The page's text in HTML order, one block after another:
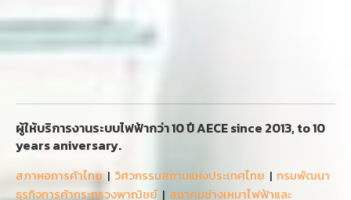
สภาหอการค้าไทย| วิศวกรรมสถานแห่งประเทศไทย
ธุรกิจการค้ากระทรวงพาณิชย์
เครื่องกลไทย|สมาคมยานยนต์ไฟฟ้าไทย
ติดต่อ ฝ่ายงานช่างไฟดอทคอม (ออฟฟิส1) บริษัทเออีซีเอ็นจิเนียริง
จำกัด 90/206 ซ.วัชรพล1/4 แขวงท่าแร้ง เขตบางเขน กรุงเทพฯ
10220 TAX : 010 555 606 7278
ไลน์ @changfi | สายด่วน 061-417-5732 (24hrs) English Tel.